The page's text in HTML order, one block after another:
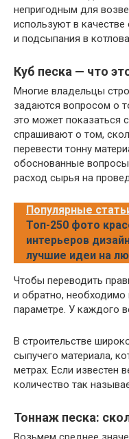
непригодным для
используют в
и подсыпания в
Куб песка — что
Многие владельцы
задаются вопросом о
это может показаться
спрашивают о том,
перевести тонну
обоснованные
расход сырья на
Популярные
Топ-250 фото
интерьеров
лучшие идеи на
Чтобы переводить
и обратно,
параметре. У каждого
В строительстве
сыпучего материала,
метрах. Если известен
количество так
Тоннаж песка: